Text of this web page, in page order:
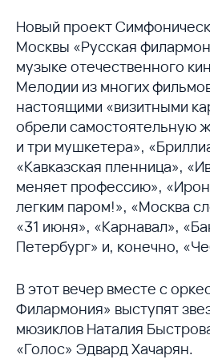
Новый проект
Москвы «Русская
музыке отечественного
Мелодии из многих
настоящими «визитными
обрели самостоятельную
и три мушкетера»,
«Кавказская пленница»,
меняет профессию»,
легким паром!», «Москва
«31 июня», «Карнавал»,
Петербург» и, конечно,
В этот вечер вместе с
Филармония» выступят
мюзиклов Наталия
«Голос» Эдвард Хачарян.